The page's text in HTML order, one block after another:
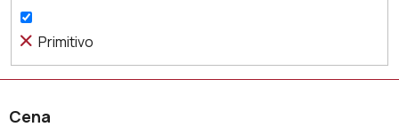
u
t
ů
Primitivo
Cena